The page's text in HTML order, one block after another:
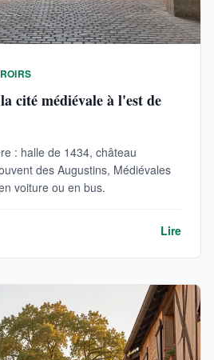
cité médiévale à l'est de
: halle de 1434, château
des Augustins, Médiévales
voiture ou en bus.
Lire